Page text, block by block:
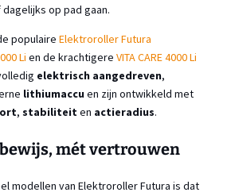
op pad gaan.
populaire Elektroroller Futura
Li en de krachtigere VITA CARE 4000 Li
elektrisch aangedreven,
lithiumaccu en zijn ontwikkeld met
, stabiliteiten actieradius.
mét vertrouwen
modellen van Elektroroller Futura is dat